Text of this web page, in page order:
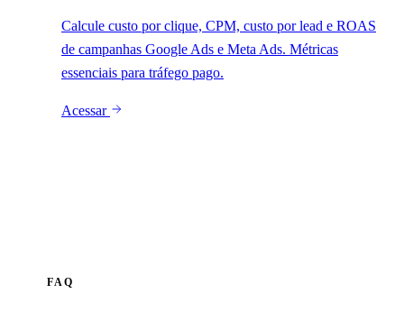
Calcule custo por clique, CPM, custo por lead e ROAS
de campanhas Google Ads e Meta Ads. Métricas
essenciais para tráfego pago.
Acessar
FAQ